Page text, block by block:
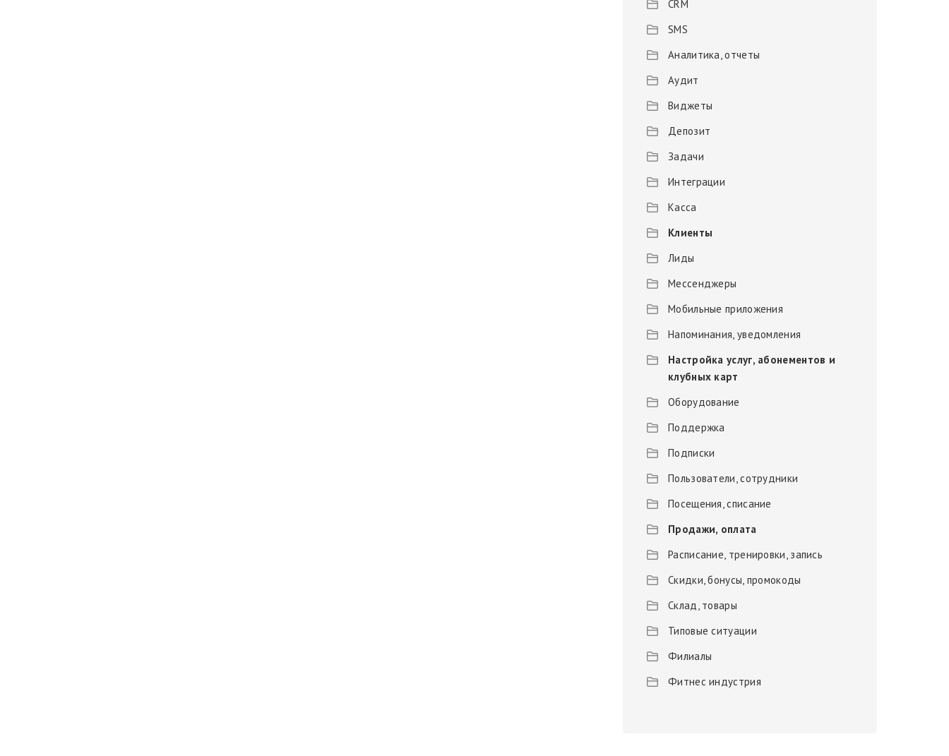
CRM
SMS
Аналитика, отчеты
Аудит
Виджеты
Депозит
Задачи
Интеграции
Касса
Клиенты
Лиды
Мессенджеры
Мобильные приложения
Напоминания, уведомления
Настройка услуг, абонементов и
клубных карт
Оборудование
Поддержка
Подписки
Пользователи, сотрудники
Посещения, списание
Продажи, оплата
Расписание, тренировки, запись
Скидки, бонусы, промокоды
Склад, товары
Типовые ситуации
Филиалы
Фитнес индустрия